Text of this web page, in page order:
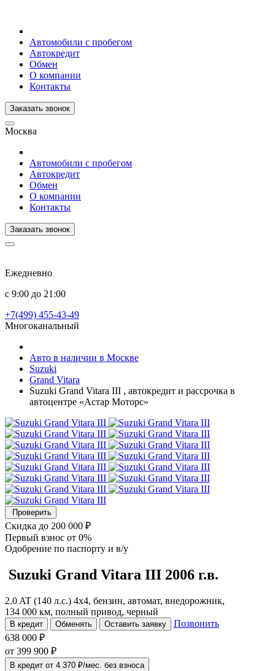
Автомобили с пробегом
Автокредит
Обмен
О компании
Контакты
Заказать звонок
Москва
Автомобили с пробегом
Автокредит
Обмен
О компании
Контакты
Заказать звонок
Ежедневно
с 9:00 до 21:00
+7(499) 455-43-49
Многоканальный
Авто в наличии в Москве
Suzuki
Grand Vitara
Suzuki Grand Vitara III , автокредит и рассрочка в
автоцентре «Астар Моторс»
Проверить
Скидка до 200 000 ₽
Первый взнос от 0%
Одобрение по паспорту и в/у
Suzuki Grand Vitara III 2006 г.в.
2.0 AT (140 л.с.) 4x4, бензин, автомат, внедорожник,
134 000 км, полный привод, черный
В кредит Обменять Оставить заявку
Позвонить
638 000 ₽
от 399 900 ₽
В кредит от 4 370 ₽/мес. без взноса